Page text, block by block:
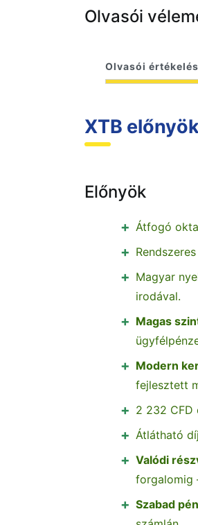
Olvasói
Olvasói értékelés
XTB
Előnyök
Átfogó
Rendszeres
Magyar
irodával.
Magas
Modern
fejlesztett
2 232 CFD
Átlátható
Valódi
forgalomig
Szabad